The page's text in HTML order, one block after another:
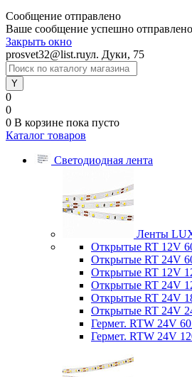
Сообщение отправлено
Ваше сообщение успешно
Закрыть окно
prosvet32@list.ruул. Дуки, 75
0
0
0 В корзине пока пусто
Каталог товаров
Светодиодная лента
Ленты
Открытые RT 12V
Открытые RT 24V
Открытые RT 12V
Открытые RT 24V
Открытые RT 24V
Открытые RT 24V
Гермет. RTW 24V
Гермет. RTW 24V